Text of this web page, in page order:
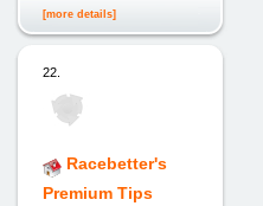
[more details]
22.
Racebetter's
Premium Tips